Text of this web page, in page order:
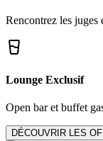
Rencontrez les juges
Lounge Exclusif
Open bar et buffet
DÉCOUVRIR LES